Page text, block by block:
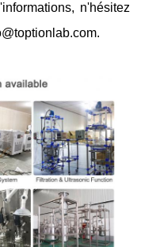
n'hésitez